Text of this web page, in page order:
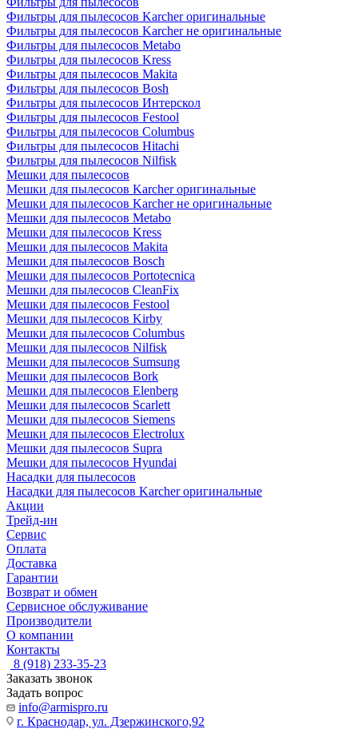
Фильтры для пылесосов Karcher оригинальные
Фильтры для пылесосов Karcher не оригинальные
Фильтры для пылесосов Metabo
Фильтры для пылесосов Kress
Фильтры для пылесосов Makita
Фильтры для пылесосов Bosh
Фильтры для пылесосов Интерскол
Фильтры для пылесосов Festool
Фильтры для пылесосов Columbus
Фильтры для пылесосов Hitachi
Фильтры для пылесосов Nilfisk
Мешки для пылесосов
Мешки для пылесосов Karcher оригинальные
Мешки для пылесосов Karcher не оригинальные
Мешки для пылесосов Metabo
Мешки для пылесосов Kress
Мешки для пылесосов Makita
Мешки для пылесосов Bosch
Мешки для пылесосов Portotecnica
Мешки для пылесосов CleanFix
Мешки для пылесосов Festool
Мешки для пылесосов Kirby
Мешки для пылесосов Columbus
Мешки для пылесосов Nilfisk
Мешки для пылесосов Sumsung
Мешки для пылесосов Bork
Мешки для пылесосов Elenberg
Мешки для пылесосов Scarlett
Мешки для пылесосов Siemens
Мешки для пылесосов Electrolux
Мешки для пылесосов Supra
Мешки для пылесосов Hyundai
Насадки для пылесосов
Насадки для пылесосов Karcher оригинальные
Акции
Трейд-ин
Сервис
Оплата
Доставка
Гарантии
Возврат и обмен
Сервисное обслуживание
Производители
О компании
Контакты
8 (918) 233-35-23
Заказать звонок
Задать вопрос
info@armispro.ru
г. Краснодар, ул. Дзержинского,92